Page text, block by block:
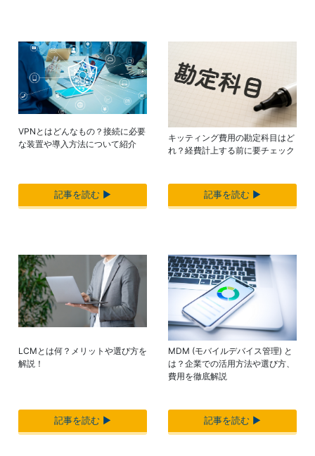
VPNとはどんなもの？接続に必要
な装置や導入方法について紹介
記事を読む ▶︎
キッティング費用の勘定科目はど
れ？経費計上する前に要チェック
記事を読む ▶︎
LCMとは何？メリットや選び方を
解説！
記事を読む ▶︎
MDM (モバイルデバイス管理) と
は？企業での活用方法や選び方、
費用を徹底解説
記事を読む ▶︎